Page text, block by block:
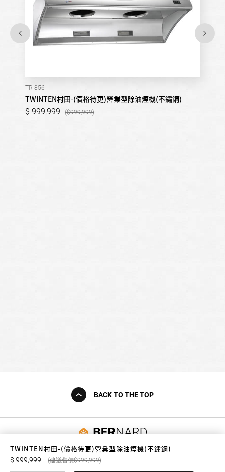
TWINTEN村田-(價格待更)營業型除油煙機(不鏽鋼)
999,999 999,999
TR-856
TWINTEN村田-(價格待更)營業型除油煙機(不鏽鋼)
999,999 999,999
BACK TO THE TOP
友誠購物